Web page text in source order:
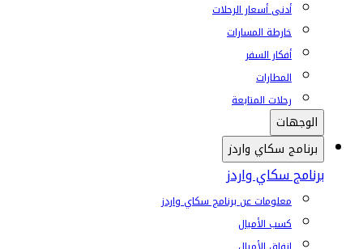
أدنى أسعار الرحلات
خارطة المسارات
أفكار السفر
المطارات
رحلات المتابعة
الوجهات
برنامج سكاي واردز
برنامج سكاي واردز
معلومات عن برنامج سكاي واردز
كسب الأميال